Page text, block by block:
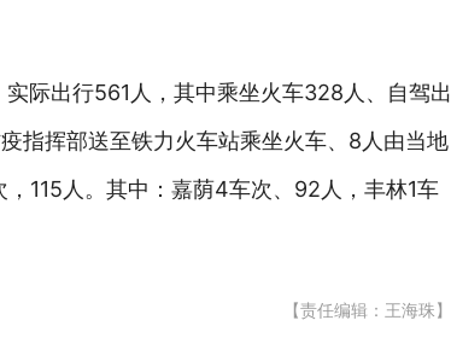
际出行561人，其中乘坐火车328人、自驾出
指挥部送至铁力火车站乘坐火车、8人由当地
115人。其中：嘉荫4车次、92人，丰林1车
【责任编辑：王海珠】